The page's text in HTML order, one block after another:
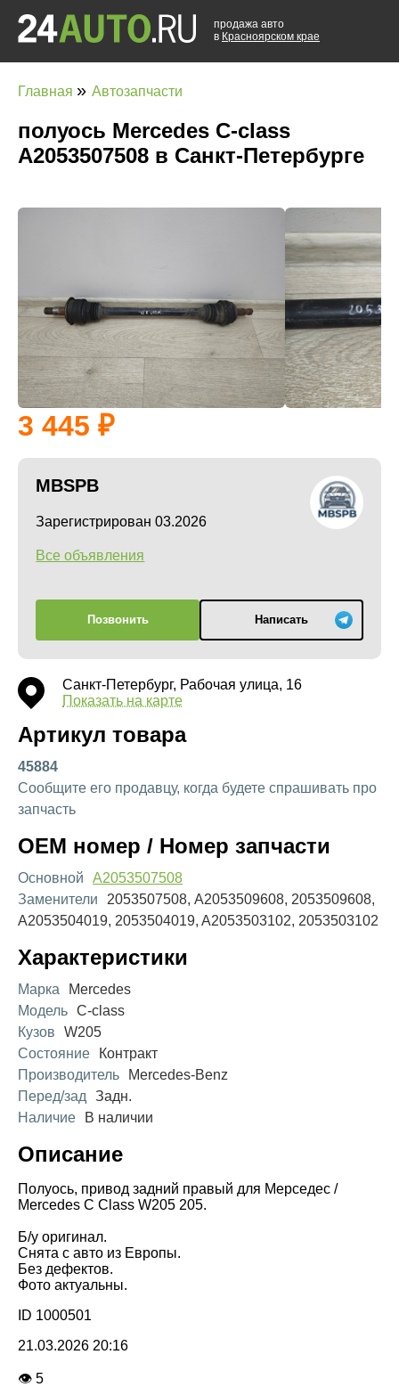
продажа авто
в Красноярском крае
Главная » Автозапчасти
полуось Mercedes C-class
A2053507508 в Санкт-Петербурге
3 445
MBSPB
Зарегистрирован 03.2026
Все объявления
Позвонить Написать
Санкт-Петербург, Рабочая улица, 16
Показать на карте
Артикул товара
45884
Сообщите его продавцу, когда будете спрашивать про
запчасть
OEM номер / Номер запчасти
Основной
A2053507508
Заменители
2053507508, A2053509608, 2053509608,
A2053504019, 2053504019, A2053503102, 2053503102
Характеристики
Марка
Mercedes
Модель C-class
Кузов
W205
Состояние
Контракт
Производитель
Mercedes-Benz
Перед/зад
Задн.
Наличие
В наличии
Описание
Полуось, привод задний правый для Мерседес /
Mercedes C Class W205 205.
Б/у оригинал.
Снята с авто из Европы.
Без дефектов.
Фото актуальны.
ID 1000501
21.03.2026 20:16
👁 5